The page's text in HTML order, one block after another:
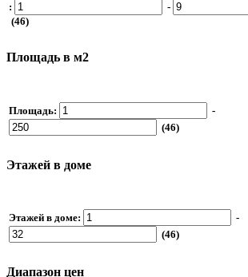
:
-
(46)
Площадь в м2
Площадь:
-
(46)
Этажей в доме
Этажей в доме:
-
(46)
Диапазон цен